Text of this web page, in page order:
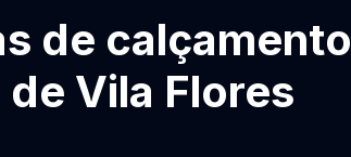
de calçamento
Vila Flores